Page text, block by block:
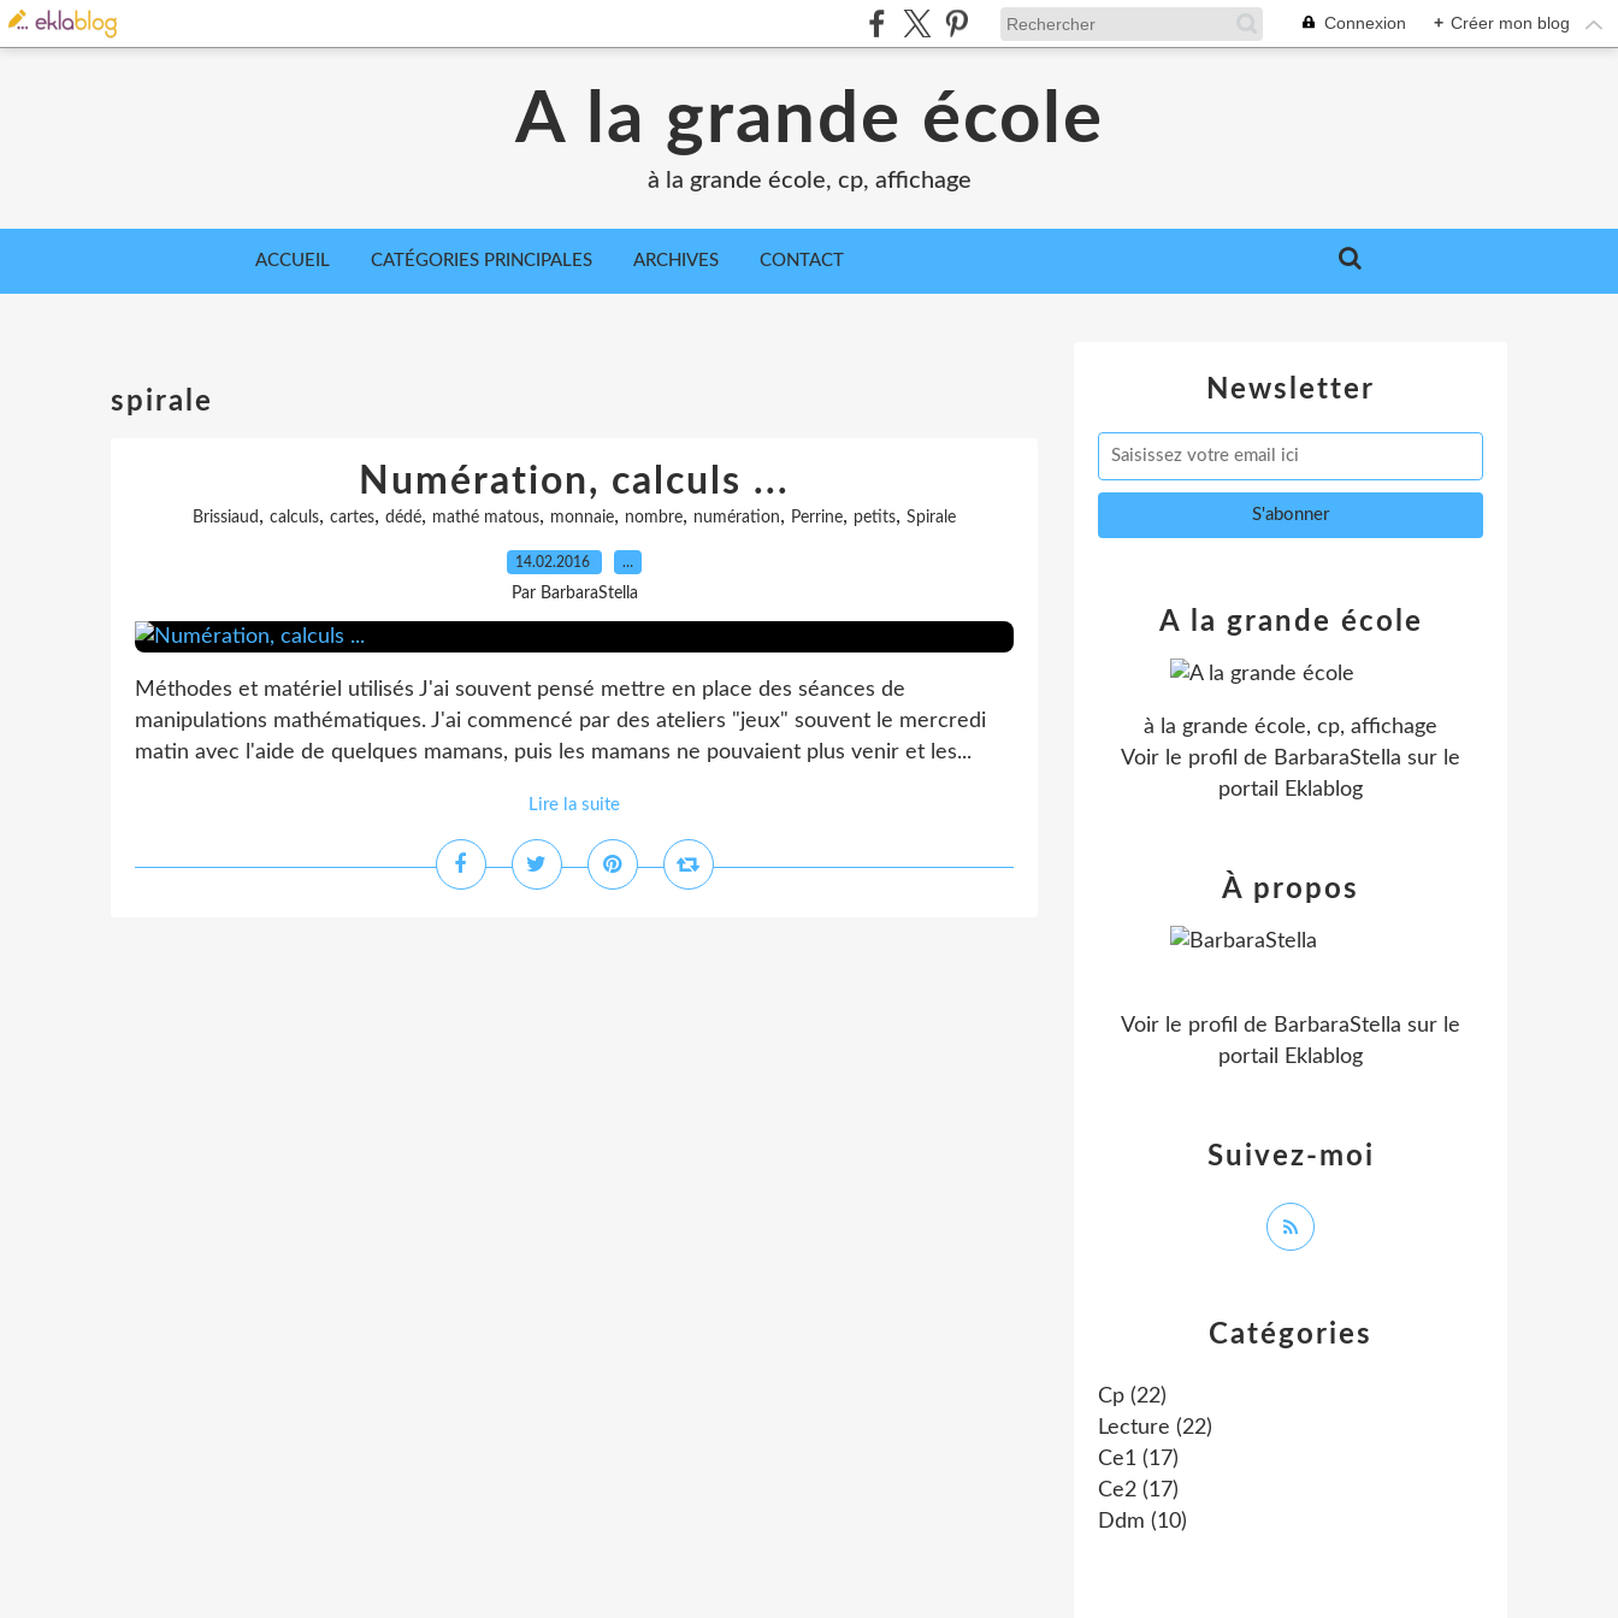
Connexion + Créer mon blog
A la grande école
à la grande école, cp, affichage
ACCUEIL CATÉGORIES PRINCIPALES ARCHIVES CONTACT
spirale
Numération, calculs ...
Brissiaud , calculs, cartes, dédé, mathé matous, monnaie, nombre, numération, Perrine, petits, Spirale
14.02.2016 …
Par BarbaraStella
Méthodes et matériel utilisés J'ai souvent pensé mettre en place des séances de
manipulations mathématiques. J'ai commencé par des ateliers "jeux" souvent le mercredi
matin avec l'aide de quelques mamans, puis les mamans ne pouvaient plus venir et les...
Lire la suite
Newsletter
Catégories
Cp (22)
Lecture (22)
Ce1 (17)
Ce2 (17)
Ddm (10)
A la grande école
à la grande école, cp, affichage
Voir le profil de BarbaraStella sur le
portail Eklablog
Suivez-moi
À propos
Voir le profil de BarbaraStella sur le
portail Eklablog